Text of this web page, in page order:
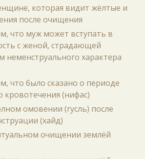
которая видит жёлтые и
после очищения
что муж может вступать в
с женой, страдающей
неменструального характера
что было сказано о периоде
кровотечения (нифас)
омовении (гусль) после
(хайд)
очищении землёй